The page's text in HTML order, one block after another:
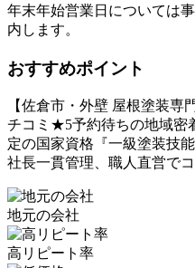
年末年始営業日については
内します。
おすすめポイント
【佐倉市・外壁 屋根塗装専
チコミ★5予約待ちの地域密
定の国家資格『一級塗装技
社長一貫管理、職人直営で
地元の会社
高リピート率